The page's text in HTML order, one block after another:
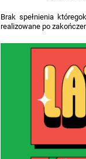
Brak spełnienia
realizowane po